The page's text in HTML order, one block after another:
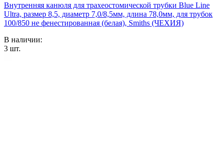
Внутренняя канюля для трахеостомической трубки Blue Line
Ultra, размер 8,5, диаметр 7,0/8,5мм, длина 78,0мм, для трубок
100/850 не фенестированная (белая), Smiths (ЧЕХИЯ)
В наличии:
3 шт.